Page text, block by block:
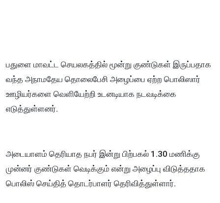
பதுளை மாவட்ட செயலகத்தில் மூன்று குண்டுகள் இருப்பதாக
வந்த அநாமதேய தொலைபேசி அழைப்பை ஏற்ற பொலிஸார்
ஊழியர்களை வெளியேற்றி உடனடியாக நடவடிக்கை
எடுத்துள்ளனர்.
அடையாளம் தெரியாத நபர் இன்று பிற்பகல் 1.30 மணிக்கு
முன்னர் குண்டுகள் வெடிக்கும் என்று அழைப்பு விடுத்ததாக
பொலிஸ் செய்தித் தொடர்பாளர் தெரிவித்துள்ளார்.